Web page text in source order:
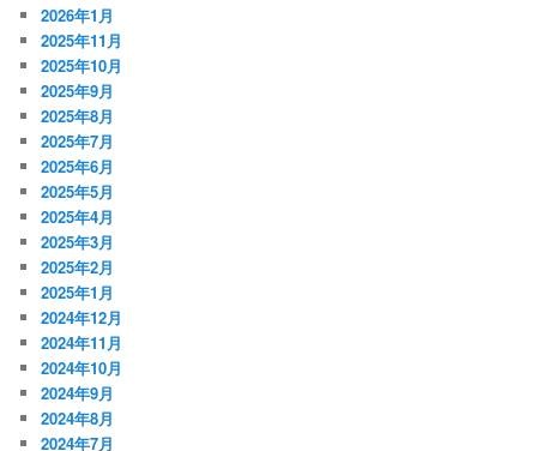
2026年1月
2025年11月
2025年10月
2025年9月
2025年8月
2025年7月
2025年6月
2025年5月
2025年4月
2025年3月
2025年2月
2025年1月
2024年12月
2024年11月
2024年10月
2024年9月
2024年8月
2024年7月